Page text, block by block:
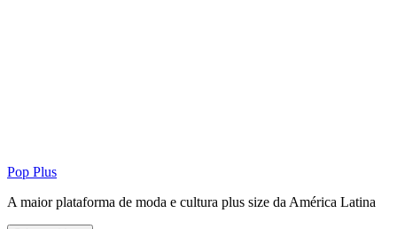
Pop Plus
A maior plataforma de moda e cultura plus size da América Latina